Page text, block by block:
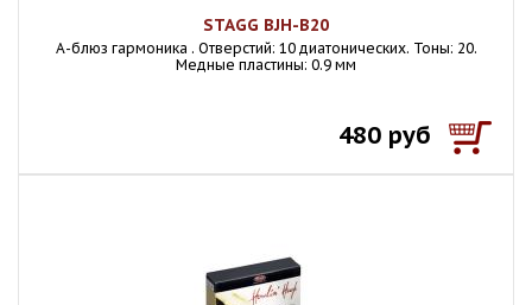
STAGG BJH-B20
A-блюз гармоника . Отверстий: 10 диатонических. Тоны: 20.
Медные пластины: 0.9 мм
480 руб